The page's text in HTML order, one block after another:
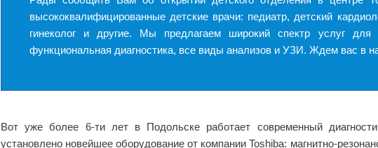
высококвалифицированные детские врачи: педиатр, детский
гинеколог и другие. Мы предлагаем широкий спектр услуг
функциональная диагностика, все виды анализов и УЗИ. Ждем вас в
Вот уже более 6-ти лет в Подольске работает современный
установлено новейшее оборудование от компании Toshiba: магнитно-